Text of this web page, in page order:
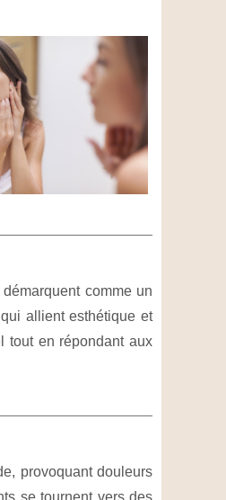
comme un
allient esthétique et
tout en répondant aux
provoquant douleurs
se tournent vers des